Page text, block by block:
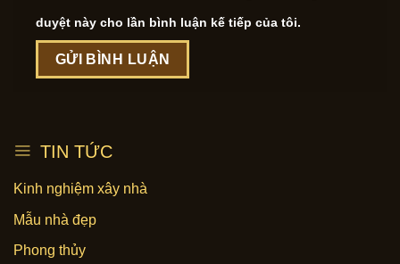
duyệt này cho lần bình luận kế tiếp của tôi.
TIN TỨC
Kinh nghiệm xây nhà
Mẫu nhà đẹp
Phong thủy